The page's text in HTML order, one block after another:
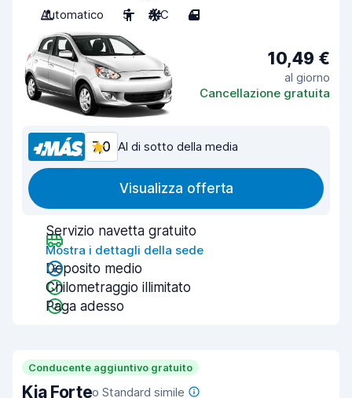
Automatico
5 A/C 4
10,49 €
al giorno
Cancellazione gratuita
7,0 Al di sotto della media
Visualizza offerta
Servizio navetta gratuito
Mostra i dettagli della sede
Deposito medio
Chilometraggio illimitato
Paga adesso
Conducente aggiuntivo gratuito
Kia Forteo Standard simile